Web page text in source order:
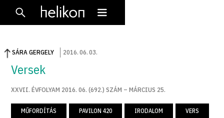
SÁRA GERGELY 2016.06.03.
Versek
XXVII. ÉVFOLYAM 2016. 06. (692.) SZÁM – MÁRCIUS 25.
MŰFORDÍTÁS PAVILON 420 IRODALOM VERS